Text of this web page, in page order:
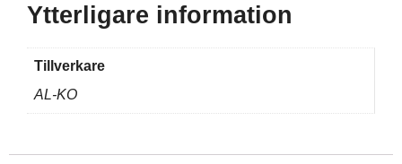
Ytterligare information
Tillverkare
AL-KO